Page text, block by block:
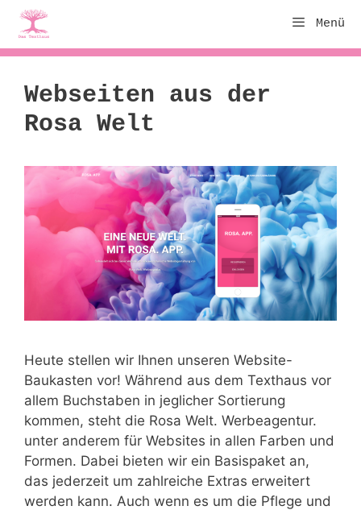
Zum
Inhalt
springen
Menü
Webseiten aus der
Rosa Welt
Heute stellen wir Ihnen unseren Website-
Baukasten vor! Während aus dem Texthaus vor
allem Buchstaben in jeglicher Sortierung
kommen, steht die Rosa Welt. Werbeagentur.
unter anderem für Websites in allen Farben und
Formen. Dabei bieten wir ein Basispaket an,
das jederzeit um zahlreiche Extras erweitert
werden kann. Auch wenn es um die Pflege und